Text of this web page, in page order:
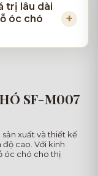
trị lâu dài
óc chó
SF-M007
xuất và thiết kế
cao. Với kinh
óc chó cho thị